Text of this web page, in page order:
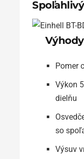
Výhody
Pomer
Výkon
dielňu
so
Výsuv